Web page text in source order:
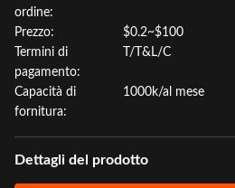
ordine:
Prezzo:
$0.2~$100
Termini di
pagamento:
T/T&L/C
Capacità di
fornitura:
1000k/al mese
Dettagli del prodotto